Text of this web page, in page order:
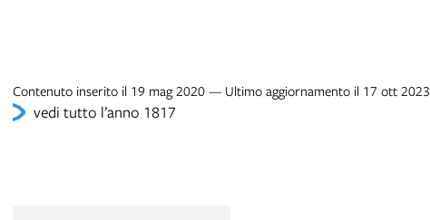
Contenuto inserito il 19 mag 2020 — Ultimo aggiornamento il 17 ott 2023
vedi tutto l’anno 1817